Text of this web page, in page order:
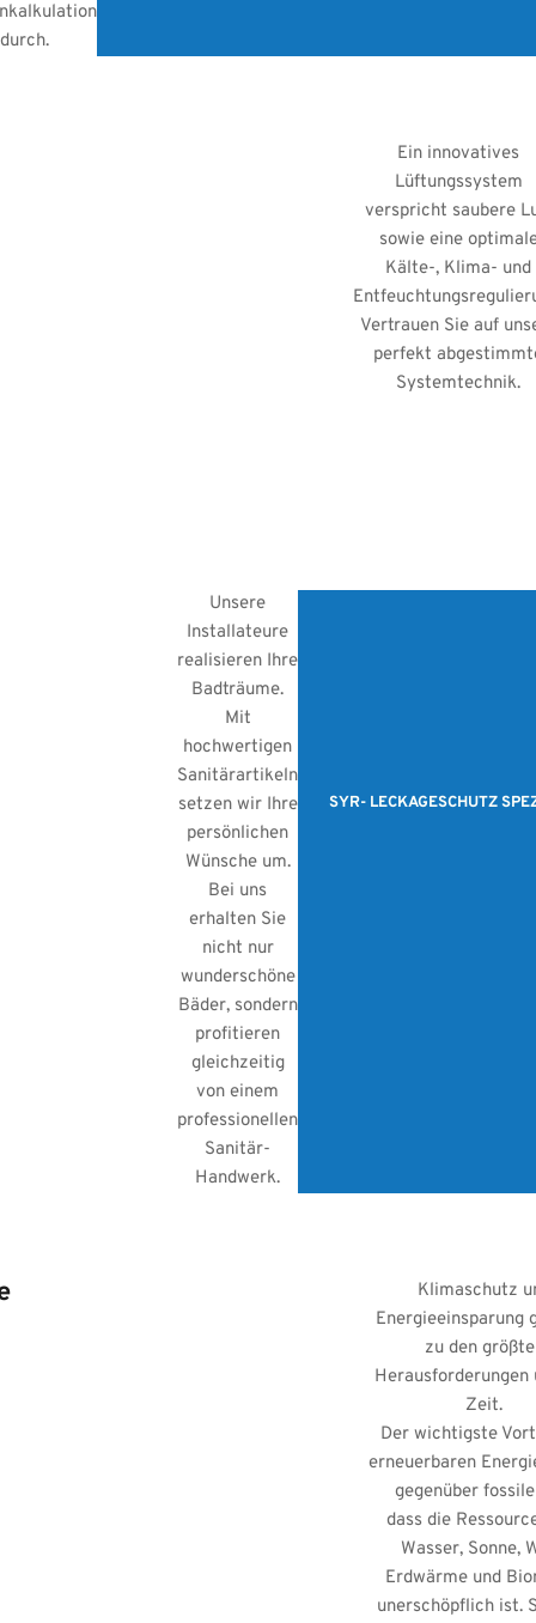
durch.
Ein innovatives
Lüftungssystem
verspricht saubere
sowie eine
Kälte-, Klima- und
Vertrauen Sie auf
perfekt
Systemtechnik.
Unsere
Installateure
realisieren Ihre
Badträume.
Mit
hochwertigen
Sanitärartikeln
setzen wir Ihre
persönlichen
Wünsche um.
Bei uns
erhalten Sie
nicht nur
wunderschöne
Bäder, sondern
profitieren
gleichzeitig
von einem
professionellen
Sanitär-
Handwerk.
SYR- LECKAGESCHUTZ
Klimaschutz
Energieeinsparung
zu den
Herausforderungen
Zeit.
Der wichtigste
erneuerbaren
gegenüber
dass die
Wasser, Sonne,
Erdwärme und
unerschöpflich ist.